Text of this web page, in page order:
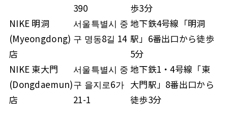
390
歩3分
NIKE 明洞
(Myeongdong)
店
서울특별시 중
구 명동8길 14
地下鉄4号線「明洞
駅」6番出口から徒歩
5分
NIKE 東大門
(Dongdaemun)
店
서울특별시 중
구 을지로6가
21-1
地下鉄1・4号線「東
大門駅」8番出口から
徒歩3分